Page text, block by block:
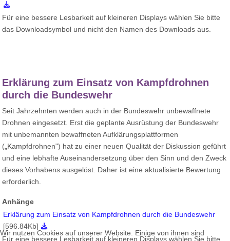
Für eine bessere Lesbarkeit auf kleineren Displays wählen Sie bitte
das Downloadsymbol und nicht den Namen des Downloads aus.
Erklärung zum Einsatz von Kampfdrohnen
durch die Bundeswehr
Seit Jahrzehnten werden auch in der Bundeswehr unbewaffnete
Drohnen eingesetzt. Erst die geplante Ausrüstung der Bundeswehr
mit unbemannten bewaffneten Aufklärungsplattformen
(„Kampfdrohnen") hat zu einer neuen Qualität der Diskussion geführt
und eine lebhafte Auseinandersetzung über den Sinn und den Zweck
dieses Vorhabens ausgelöst. Daher ist eine aktualisierte Bewertung
erforderlich.
Anhänge
Erklärung zum Einsatz von Kampfdrohnen durch die Bundeswehr
[596.84Kb]
Für eine bessere Lesbarkeit auf kleineren Displays wählen Sie bitte
Wir nutzen Cookies auf unserer Website. Einige von ihnen sind